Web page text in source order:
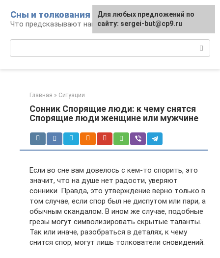
контенту
Сны и толкования
Что предсказывают нам наши сны
Главная » Ситуации
Сонник Спорящие люди: к чему снятся
Спорящие люди женщине или мужчине
Если во сне вам довелось с кем-то спорить, это
значит, что на душе нет радости, уверяют
сонники. Правда, это утверждение верно только в
том случае, если спор был не диспутом или пари, а
обычным скандалом. В ином же случае, подобные
грезы могут символизировать скрытые таланты.
Так или иначе, разобраться в деталях, к чему
снится спор, могут лишь толкователи сновидений.
Для любых предложений по
сайту: sergei-but@cp9.ru